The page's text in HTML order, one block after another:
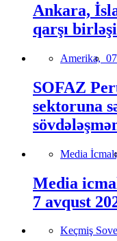
Ankara,
qarşı
Amerika,
SOFAZ
sektoruna
Media
Media
7 avqust
Keçmiş